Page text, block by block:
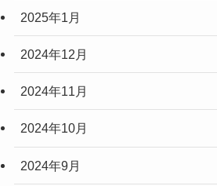
2025年1月
2024年12月
2024年11月
2024年10月
2024年9月